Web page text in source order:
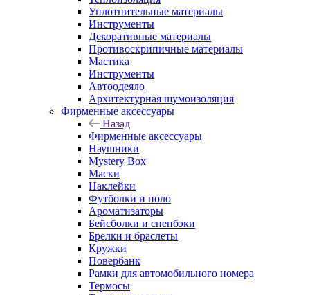
Уплотнительные материалы
Инструменты
Декоративные материалы
Противоскрипичные материалы
Мастика
Инструменты
Автоодеяло
Архитектурная шумоизоляция
Фирменные аксессуары
Назад
Фирменные аксессуары
Наушники
Mystery Box
Маски
Наклейки
Футболки и поло
Ароматизаторы
Бейсболки и снепбэки
Брелки и браслеты
Кружки
Повербанк
Рамки для автомобильного номера
Термосы